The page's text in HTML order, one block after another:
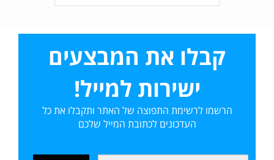
קבלו את המבצעים
ישירות למייל!
הרשמו לרשימת התפוצה של האתר ותקבלו את כל
העדכונים לכתובת המייל שלכם